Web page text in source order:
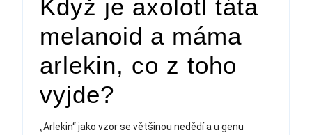
Když je axolotl táta
melanoid a máma
arlekin, co z toho
vyjde?
„Arlekin“ jako vzor se většinou nedědí a u genu